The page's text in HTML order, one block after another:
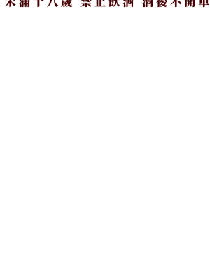
成鮮豔和富有傳達力的插畫，尤其著